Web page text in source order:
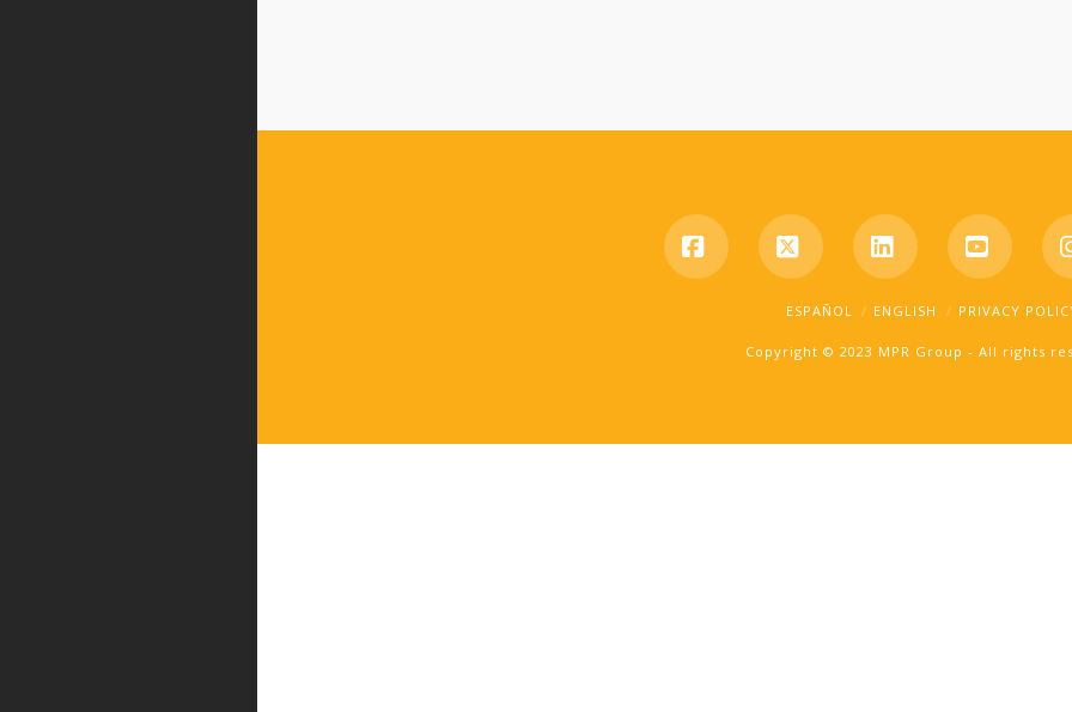
Facebook
X LinkedIn
ESPAÑOL ENGLISH PRIVACY
Copyright © 2023 MPR Group - All rights